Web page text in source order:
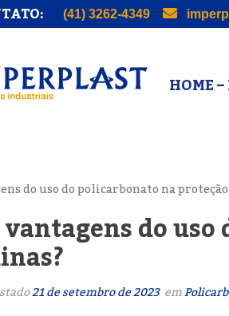
(41) 3262-4349
HOME
vantagens do
21 de setembro de 2023 em